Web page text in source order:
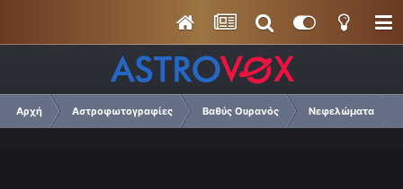
Αρχή Αστροφωτογραφίες Βαθύς Ουρανός Νεφελώματα